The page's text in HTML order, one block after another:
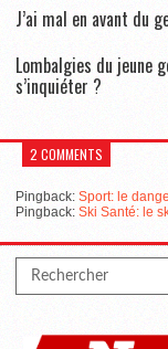
J’ai mal en avant du
Lombalgies du jeune
s’inquiéter ?
2 COMMENTS
Pingback: Sport: le
Pingback: Ski Santé: le